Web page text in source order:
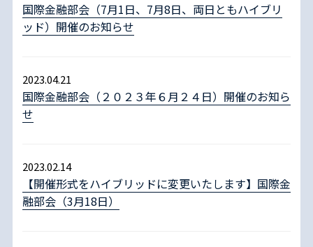
国際金融部会（7月1日、7月8日、両日ともハイブリ
ッド）開催のお知らせ
2023.04.21
国際金融部会（２０２３年６月２４日）開催のお知ら
せ
2023.02.14
【開催形式をハイブリッドに変更いたします】国際金
融部会（3月18日）